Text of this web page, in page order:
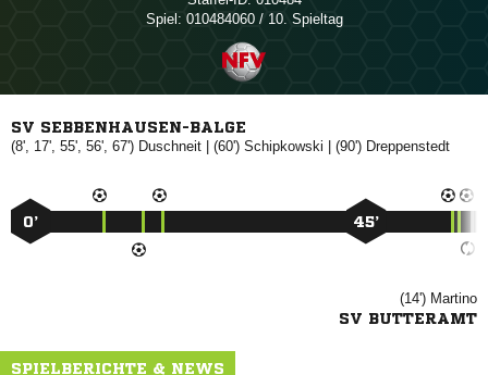
Spiel: 010484060 / 10. Spieltag
SV SEBBENHAUSEN-BALGE
(8', 17', 55', 56', 67')  | (60')  | (90') 
0’ 45’
(14') 
SV BUTTERAMT
SPIELBERICHTE & NEWS